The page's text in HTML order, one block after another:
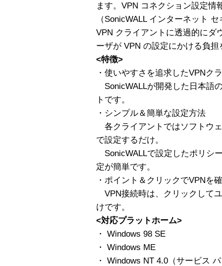
ます。VPN コネクション設定情
（SonicWALL インターネット
VPN クライアントに透過的にダ
ーザが VPN の設定にかける負担
<特徴>
・使いやすさを追求したVPNク
SonicWALLが開発した日本語
トです。
・シンプル＆簡単な設定方法
各クライアントではソフトウ
で設定するだけ。
SonicWALLで設定したポリシ
定が簡単です。
・ポイント＆クリックでVPNを
VPN接続時は、クリックして
けです。
<対応プラットホーム>
・ Windows 98 SE
・ Windows ME
・ Windows NT 4.0（サービス